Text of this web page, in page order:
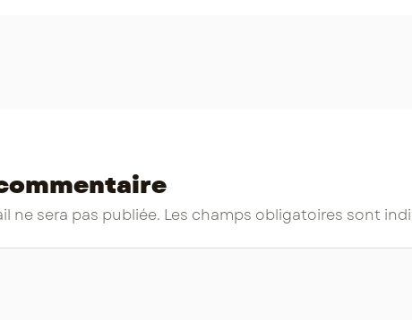
ne sera pas publiée. Les champs obligatoires sont